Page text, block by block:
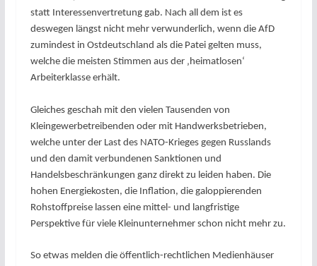
statt Interessenvertretung gab. Nach all dem ist es
deswegen längst nicht mehr verwunderlich, wenn die AfD
zumindest in Ostdeutschland als die Patei gelten muss,
welche die meisten Stimmen aus der ‚heimatlosen‘
Arbeiterklasse erhält.
Gleiches geschah mit den vielen Tausenden von
Kleingewerbetreibenden oder mit Handwerksbetrieben,
welche unter der Last des NATO-Krieges gegen Russlands
und den damit verbundenen Sanktionen und
Handelsbeschränkungen ganz direkt zu leiden haben. Die
hohen Energiekosten, die Inflation, die galoppierenden
Rohstoffpreise lassen eine mittel- und langfristige
Perspektive für viele Kleinunternehmer schon nicht mehr zu.
So etwas melden die öffentlich-rechtlichen Medienhäuser